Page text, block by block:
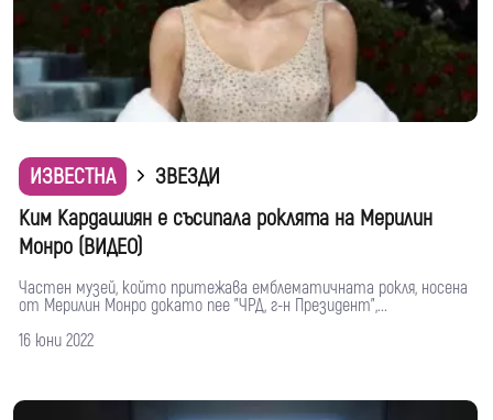
ИЗВЕСТНА
ЗВЕЗДИ
Ким Кардашиян е съсипала роклята на Мерилин
Монро (ВИДЕО)
Частен музей, който притежава емблематичната рокля, носена
от Мерилин Монро докато пее "ЧРД, г-н Президент",...
16 юни 2022